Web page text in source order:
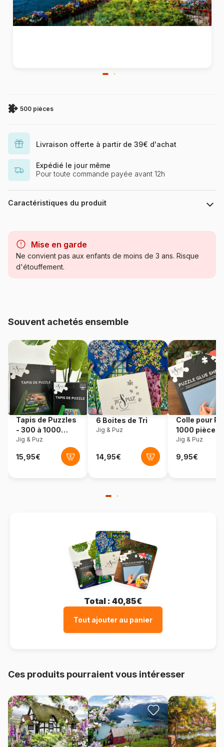
500 pièces
Livraison offerte à partir de 39€ d'achat
Expédié le jour même
Pour toute commande payée avant 12h
Caractéristiques du produit
Catégorie
Provenance Allemagne
Ravensburger-00201
EAN 4005555002017
Nombre de pièces 500 pièces
Dimensions 49 x 36 cm
Mise en garde
Ne convient pas aux enfants de moins de 3 ans. Risque
d'étouffement.
Souvent achetés ensemble
Tapis de Puzzles
- 300 à 1000
pièces
Jig & Puz
6 Boites de Tri
Jig & Puz
Colle pour
1000 pièces
Jig & Puz
Total : 40,85€
Tout ajouter au panier
Ces produits pourraient vous intéresser